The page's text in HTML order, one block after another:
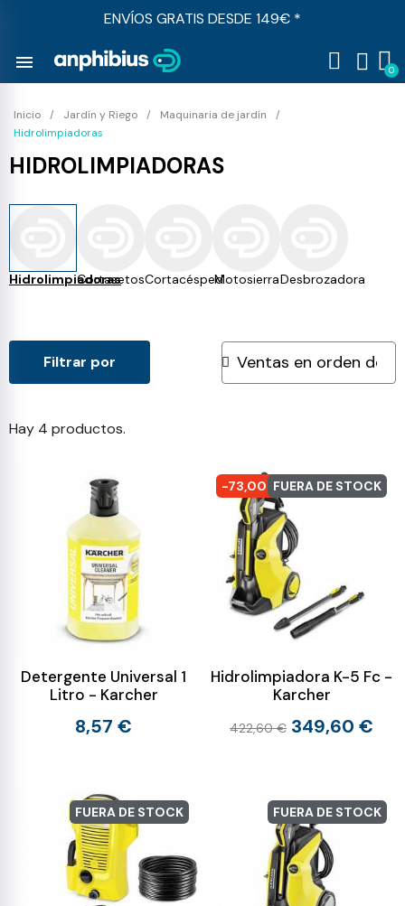
ENVÍOS GRATIS DESDE 149€ *
menu
Inicio Jardín y Riego
Maquinaria de jardín
Hidrolimpiadoras
HIDROLIMPIADORAS
Hidrolimpiadoras
CortasetosCortacéspedMotosierraDesbrozadora
Hay 4 productos.
Filtrar por
Detergente Universal 1
Litro - Karcher
8,57 €
-73,00 €FUERA DE STOCK
Hidrolimpiadora K-5 Fc -
Karcher
422,60 € 349,60 €
FUERA DE STOCK FUERA DE STOCK